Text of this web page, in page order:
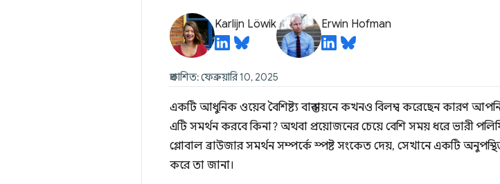
Karlijn Löwik Erwin Hofman
প্রকাশিত: ফেব্রুয়ারি 10, 2025
একটি আধুনিক ওয়েব বৈশিষ্ট্য বাস্তবায়নে কখনও বিলম্ব করেছেন কারণ
এটি সমর্থন করবে কিনা? অথবা প্রয়োজনের চেয়ে বেশি সময় ধরে ভারী
গ্লোবাল ব্রাউজার সমর্থন সম্পর্কে স্পষ্ট সংকেত দেয়, সেখানে একটি
করে তা জানা।